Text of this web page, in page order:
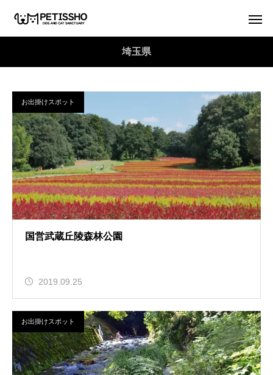
埼玉県
お出掛けスポット
国営武蔵丘陵森林公園
2019.09.25
お出掛けスポット